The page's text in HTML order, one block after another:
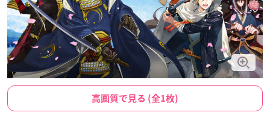
高画質で見る (全1枚)